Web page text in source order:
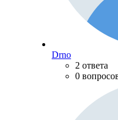
Drno
2 ответа
0